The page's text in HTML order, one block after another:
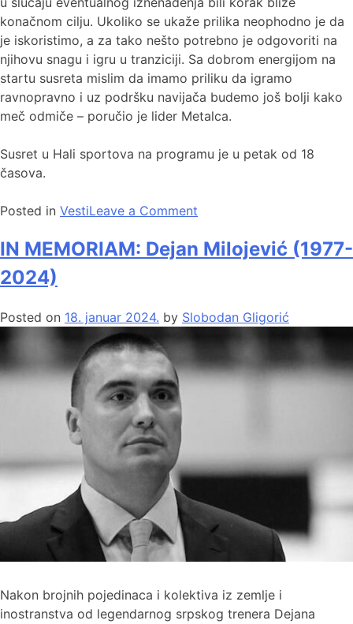
konačnom cilju. Ukoliko se ukaže prilika neophodno je da
je iskoristimo, a za tako nešto potrebno je odgovoriti na
njihovu snagu i igru u tranziciji. Sa dobrom energijom na
startu susreta mislim da imamo priliku da igramo
ravnopravno i uz podršku navijača budemo još bolji kako
meč odmiče – poručio je lider Metalca.
Susret u Hali sportova na programu je u petak od 18
časova.
Posted in VestiLeave a Comment
IN MEMORIAM: Dejan Milojević (1977-
2024)
Posted on 18. januar 2024. by Slobodan Gligorić
Nakon brojnih pojedinaca i kolektiva iz zemlje i
inostranstva od legendarnog srpskog trenera Dejana